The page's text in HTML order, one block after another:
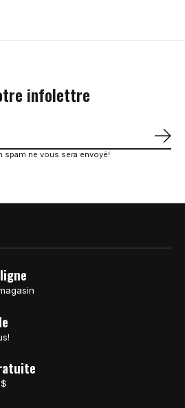
infolettre
spam ne vous sera envoyé!